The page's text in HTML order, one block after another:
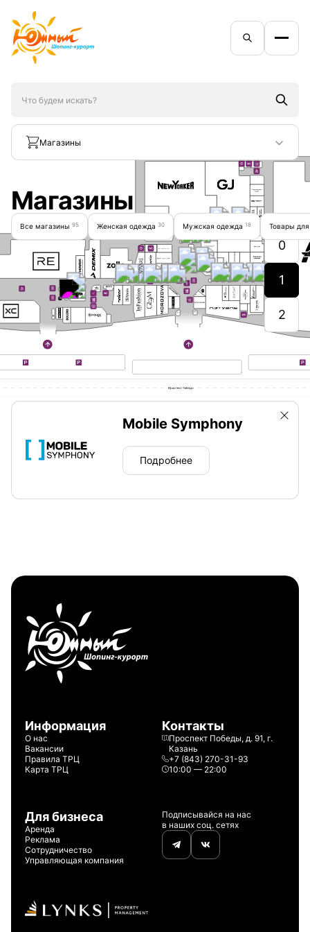
Магазины
Магазины
Все магазины 95 Женская одежда 30 Мужская одежда 18 Товары
0
1
2
Mobile Symphony
Подробнее
Контакты
Проспект Победы, д. 91, г.
Казань
+7 (843) 270-31-93
10:00 — 22:00
Информация
О нас
Вакансии
Правила ТРЦ
Карта ТРЦ
Для бизнеса
Аренда
Реклама
Сотрудничество
Управляющая компания
Подписывайся на нас
в наших соц. сетях